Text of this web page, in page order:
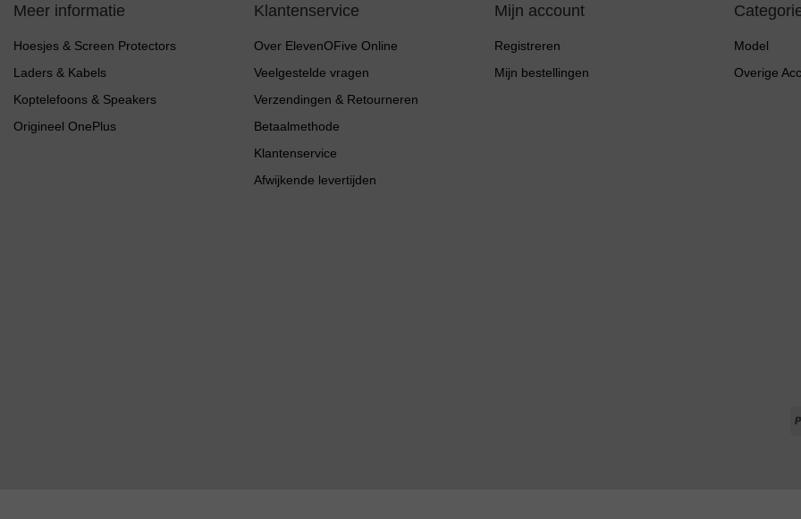
Meer informatie
Hoesjes & Screen Protectors
Laders & Kabels
Koptelefoons & Speakers
Origineel OnePlus
Klantenservice
Over ElevenOFive Online
Veelgestelde vragen
Verzendingen & Retourneren
Betaalmethode
Klantenservice
Afwijkende levertijden
Mijn account
Registreren
Mijn bestellingen
Model
Overige